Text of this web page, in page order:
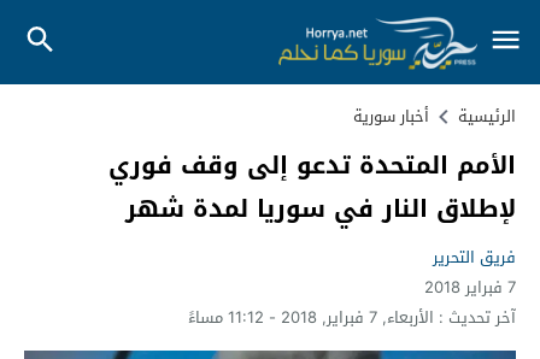
الرئيسية أخبار سورية
الأمم المتحدة تدعو إلى وقف فوري
لإطلاق النار في سوريا لمدة شهر
فريق التحرير
7 فبراير 2018
آخر تحديث : الأربعاء, 7 فبراير, 2018 - 11:12 مساءً